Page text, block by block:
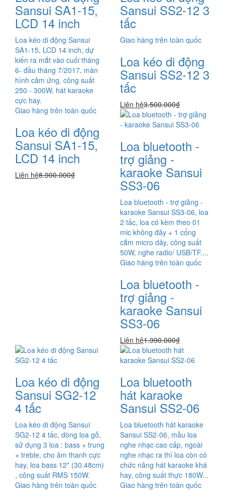
Sansui SA1-15,
LCD 14 inch
Loa kéo di động Sansui
SA1-15, LCD 14 inch, dự
kiến ra mắt vào cuối tháng
6- đầu tháng 7/2017, màn
hình cảm ứng, công suất
250 - 300W, hát karaoke
cực hay.
Giao hàng trên toàn quốc
Loa kéo di động
Sansui SA1-15,
LCD 14 inch
Liên hệ8.900.000₫
Sansui SS2-12 3
tấc
Giao hàng trên toàn quốc
Loa kéo di động
Sansui SS2-12 3
tấc
Liên hệ3.500.000₫
Loa bluetooth -
trợ giảng -
karaoke Sansui
SS3-06
Loa bluetooth - trợ giảng -
karaoke Sansui SS3-06, loa
2 tấc, loa có kèm theo 01
mic không đây + 1 cổng
cắm micro dây, công suất
50W, nghe radio/ USB/TF....
Giao hàng trên toàn quốc
Loa bluetooth -
trợ giảng -
karaoke Sansui
SS3-06
Liên hệ1.990.000₫
Loa kéo di động
Sansui SG2-12
4 tấc
Loa kéo di động Sansui
SG2-12 4 tấc, dòng loa gỗ,
sử dụng 3 loa : bass + trung
+ treble, cho âm thanh cực
hay, loa bass 12" (30.48cm)
, công suất RMS 150W.
Giao hàng trên toàn quốc
Loa bluetooth
hát karaoke
Sansui SS2-06
Loa bluetooth hát karaoke
Sansui SS2-06, mẫu loa
nghe nhạc cao cấp, ngoài
nghe nhạc ra thì loa còn có
chức năng hát karaoke khá
hay, công suất thực 180W...
Giao hàng trên toàn quốc